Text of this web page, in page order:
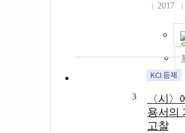
2017
3
〈시
용서의
고찰